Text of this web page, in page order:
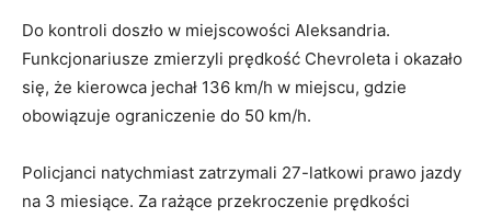
Do kontroli doszło w miejscowości Aleksandria.
Funkcjonariusze zmierzyli prędkość Chevroleta i okazało
się, że kierowca jechał 136 km/h w miejscu, gdzie
obowiązuje ograniczenie do 50 km/h.
Policjanci natychmiast zatrzymali 27-latkowi prawo jazdy
na 3 miesiące. Za rażące przekroczenie prędkości